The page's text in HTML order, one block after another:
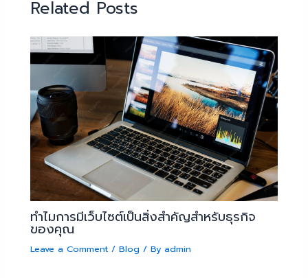
Related Posts
ทำไมการมีเว็บไซต์เป็นสิ่งสำคัญสำหรับธุรกิจ
ของคุณ
Leave a Comment /Blog / Byadmin